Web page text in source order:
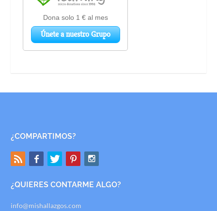
¿COMPARTIMOS?
¿QUIERES CONTARME ALGO?
info@mishallazgos.com